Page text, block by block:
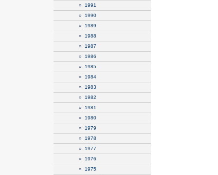
» 1991
» 1990
» 1989
» 1988
» 1987
» 1986
» 1985
» 1984
» 1983
» 1982
» 1981
» 1980
» 1979
» 1978
» 1977
» 1976
» 1975